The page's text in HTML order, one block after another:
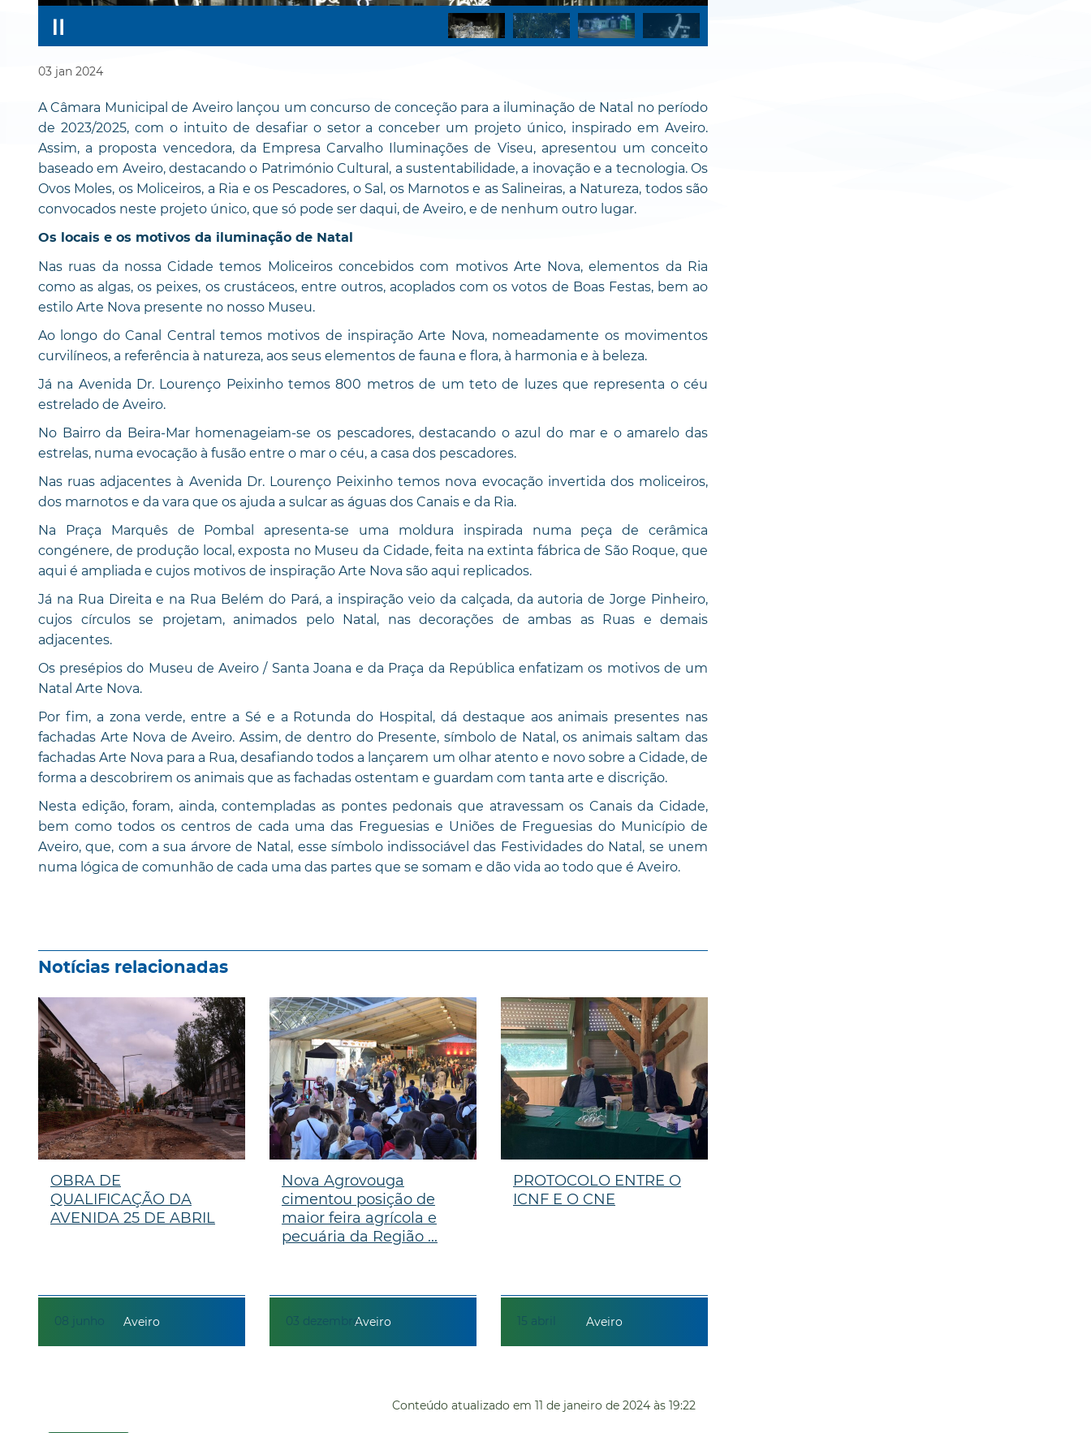
03 jan 2024
A Câmara Municipal de Aveiro lançou um concurso de conceção para a iluminação de Natal no período
de 2023/2025, com o intuito de desafiar o setor a conceber um projeto único, inspirado em Aveiro.
Assim, a proposta vencedora, da Empresa Carvalho Iluminações de Viseu, apresentou um conceito
baseado em Aveiro, destacando o Património Cultural, a sustentabilidade, a inovação e a tecnologia. Os
Ovos Moles, os Moliceiros, a Ria e os Pescadores, o Sal, os Marnotos e as Salineiras, a Natureza, todos são
convocados neste projeto único, que só pode ser daqui, de Aveiro, e de nenhum outro lugar.
Os locais e os motivos da iluminação de Natal
Nas ruas da nossa Cidade temos Moliceiros concebidos com motivos Arte Nova, elementos da Ria
como as algas, os peixes, os crustáceos, entre outros, acoplados com os votos de Boas Festas, bem ao
estilo Arte Nova presente no nosso Museu.
Ao longo do Canal Central temos motivos de inspiração Arte Nova, nomeadamente os movimentos
curvilíneos, a referência à natureza, aos seus elementos de fauna e flora, à harmonia e à beleza.
Já na Avenida Dr. Lourenço Peixinho temos 800 metros de um teto de luzes que representa o céu
estrelado de Aveiro.
No Bairro da Beira-Mar homenageiam-se os pescadores, destacando o azul do mar e o amarelo das
estrelas, numa evocação à fusão entre o mar o céu, a casa dos pescadores.
Nas ruas adjacentes à Avenida Dr. Lourenço Peixinho temos nova evocação invertida dos moliceiros,
dos marnotos e da vara que os ajuda a sulcar as águas dos Canais e da Ria.
Na Praça Marquês de Pombal apresenta-se uma moldura inspirada numa peça de cerâmica
congénere, de produção local, exposta no Museu da Cidade, feita na extinta fábrica de São Roque, que
aqui é ampliada e cujos motivos de inspiração Arte Nova são aqui replicados.
Já na Rua Direita e na Rua Belém do Pará, a inspiração veio da calçada, da autoria de Jorge Pinheiro,
cujos círculos se projetam, animados pelo Natal, nas decorações de ambas as Ruas e demais
adjacentes.
Os presépios do Museu de Aveiro / Santa Joana e da Praça da República enfatizam os motivos de um
Natal Arte Nova.
Por fim, a zona verde, entre a Sé e a Rotunda do Hospital, dá destaque aos animais presentes nas
fachadas Arte Nova de Aveiro. Assim, de dentro do Presente, símbolo de Natal, os animais saltam das
fachadas Arte Nova para a Rua, desafiando todos a lançarem um olhar atento e novo sobre a Cidade, de
forma a descobrirem os animais que as fachadas ostentam e guardam com tanta arte e discrição.
Nesta edição, foram, ainda, contempladas as pontes pedonais que atravessam os Canais da Cidade,
bem como todos os centros de cada uma das Freguesias e Uniões de Freguesias do Município de
Aveiro, que, com a sua árvore de Natal, esse símbolo indissociável das Festividades do Natal, se unem
numa lógica de comunhão de cada uma das partes que se somam e dão vida ao todo que é Aveiro.
Notícias relacionadas
08 junho
OBRA DE
QUALIFICAÇÃO DA
AVENIDA 25 DE ABRIL
Aveiro 03 dezembro
Nova Agrovouga
cimentou posição de
maior feira agrícola e
pecuária da Região ...
Aveiro 15 abril
PROTOCOLO ENTRE O
ICNF E O CNE
Aveiro
Conteúdo atualizado em 11 de janeiro de 2024 às 19:22